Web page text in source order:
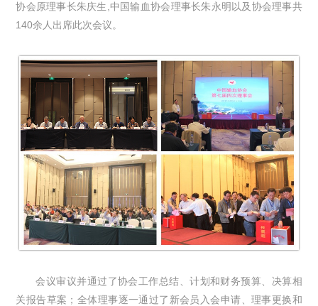
协会原理事长朱庆生,中国输血协会理事长朱永明以及协会理事共
140余人出席此次会议。
会议审议并通过了协会工作总结、计划和财务预算、决算相
关报告草案；全体理事逐一通过了新会员入会申请、理事更换和